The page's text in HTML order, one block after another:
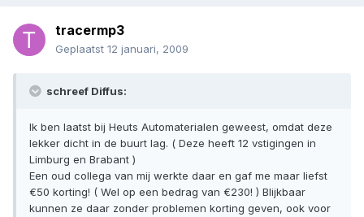
tracermp3
Geplaatst 12 januari, 2009
schreef Diffus:
Ik ben laatst bij Heuts Automaterialen geweest, omdat deze
lekker dicht in de buurt lag. ( Deze heeft 12 vstigingen in
Limburg en Brabant )
Een oud collega van mij werkte daar en gaf me maar liefst
€50 korting! ( Wel op een bedrag van €230! ) Blijkbaar
kunnen ze daar zonder problemen korting geven, ook voor